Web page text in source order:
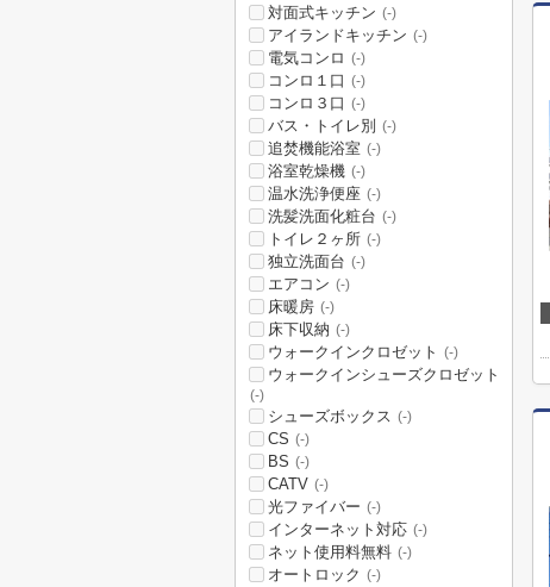
対面式キッチン (-)
アイランドキッチン (-)
電気コンロ (-)
コンロ１口 (-)
コンロ３口 (-)
バス・トイレ別 (-)
追焚機能浴室 (-)
浴室乾燥機 (-)
温水洗浄便座 (-)
洗髪洗面化粧台 (-)
トイレ２ヶ所 (-)
独立洗面台 (-)
エアコン (-)
床暖房 (-)
床下収納 (-)
ウォークインクロゼット (-)
ウォークインシューズクロゼット
(-)
シューズボックス (-)
CS (-)
BS (-)
CATV (-)
光ファイバー (-)
インターネット対応 (-)
ネット使用料無料 (-)
オートロック (-)